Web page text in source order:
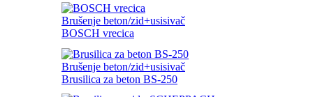
Brušenje beton/zid+usisivač
BOSCH vrecica
Brušenje beton/zid+usisivač
Brusilica za beton BS-250